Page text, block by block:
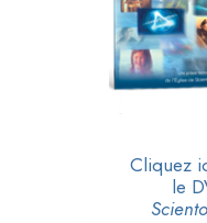
Cliquez
le